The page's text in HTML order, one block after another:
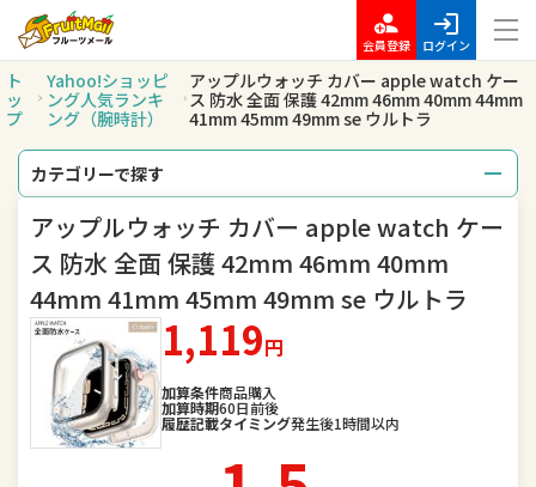
会員登録 ログイン
ト
ッ
プ
Yahoo!ショッピ
ング人気ランキ
ング（腕時計）
アップルウォッチ カバー apple watch ケー
ス 防水 全面 保護 42mm 46mm 40mm 44mm
41mm 45mm 49mm se ウルトラ
カテゴリーで探す
総合 レディースファッション
メンズファッション バッグ
腕時計
スポーツ
家電
アップルウォッチ カバー apple watch ケー
ス 防水 全面 保護 42mm 46mm 40mm
44mm 41mm 45mm 49mm se ウルトラ
1,119円
加算条件商品購入
加算時期60日前後
履歴記載タイミング発生後1時間以内